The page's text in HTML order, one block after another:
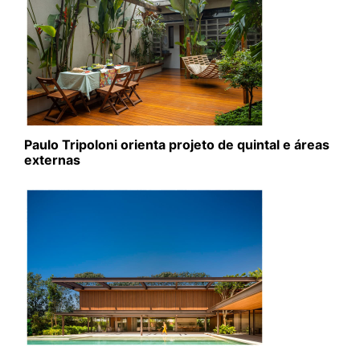
Paulo Tripoloni orienta projeto de quintal e áreas
externas